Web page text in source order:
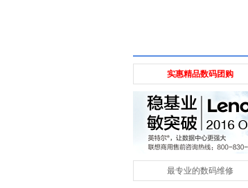
实惠精品数码团购
最专业的数码维修